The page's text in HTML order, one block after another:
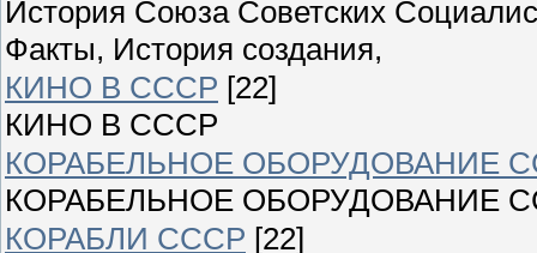
История Союза Советских
Факты, История создания,
КИНО В СССР [22]
КИНО В СССР
КОРАБЕЛЬНОЕ ОБОРУДОВАНИЕ
КОРАБЕЛЬНОЕ ОБОРУДОВАНИЕ
КОРАБЛИ СССР [22]